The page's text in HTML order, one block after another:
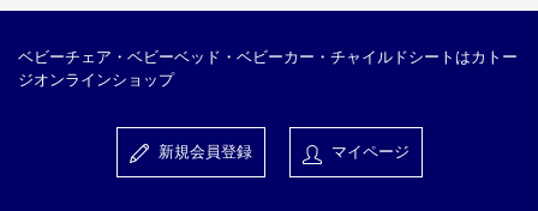
ベビーチェア・ベビーベッド・ベビーカー・チャイルドシートはカトー
ジオンラインショップ
新規会員登録 マイページ